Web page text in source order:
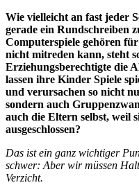
Wie vielleicht an fast jeder
gerade ein Rundschreiben
Computerspiele gehören
nicht mitreden kann, steht
Erziehungsberechtigte die
lassen ihre Kinder Spiele
und verursachen so nicht
sondern auch
auch die Eltern selbst, weil
ausgeschlossen?
Das ist ein ganz wichtiger
schwer: Aber wir müssen
Verzicht.